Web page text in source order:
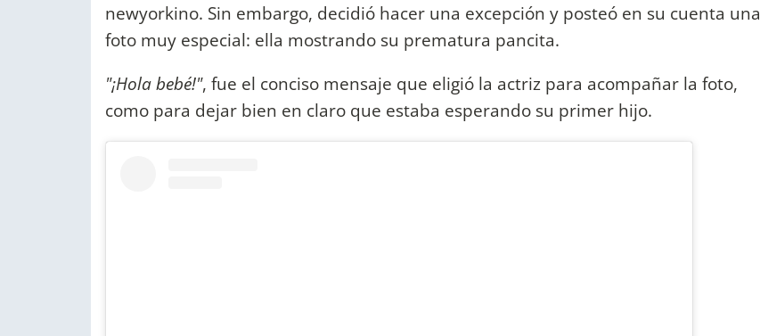
newyorkino. Sin embargo, decidió hacer una excepción y posteó en su cuenta una
foto muy especial: ella mostrando su prematura pancita.
"¡Hola bebé!", fue el conciso mensaje que eligió la actriz para acompañar la foto,
como para dejar bien en claro que estaba esperando su primer hijo.